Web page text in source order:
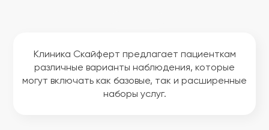
Клиника Скайферт предлагает пациенткам
различные варианты наблюдения, которые
могут включать как базовые, так и расширенные
наборы услуг.